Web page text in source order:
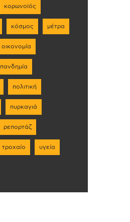
κορωνοϊός
κόσμος μέτρα
οικονομία
πανδημία
πολιτική
πυρκαγιά
ρεπορτάζ
τροχαίο υγεία